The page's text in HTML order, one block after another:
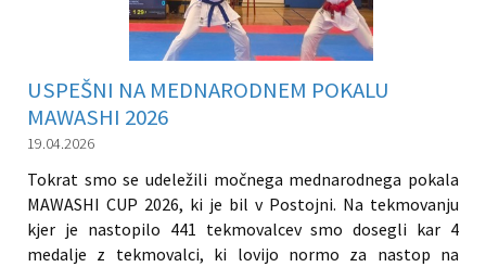
USPEŠNI NA MEDNARODNEM POKALU
MAWASHI 2026
19.04.2026
Tokrat smo se udeležili močnega mednarodnega pokala
MAWASHI CUP 2026, ki je bil v Postojni. Na tekmovanju
kjer je nastopilo 441 tekmovalcev smo dosegli kar 4
medalje z tekmovalci, ki lovijo normo za nastop na